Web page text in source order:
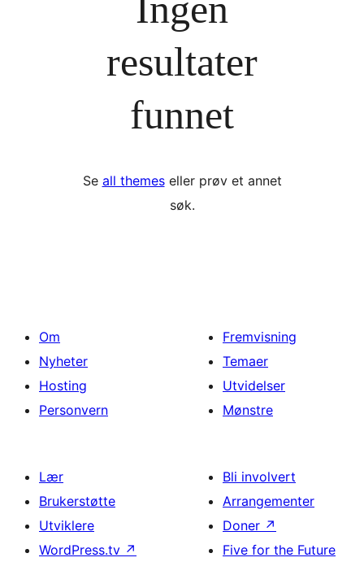
resultater
funnet
Se all themeseller prøv et annet
søk.
Om
Nyheter
Hosting
Personvern
Fremvisning
Temaer
Utvidelser
Mønstre
Lær
Brukerstøtte
Utviklere
WordPress.tv ↗
Bli involvert
Arrangementer
Doner ↗
Five for the Future